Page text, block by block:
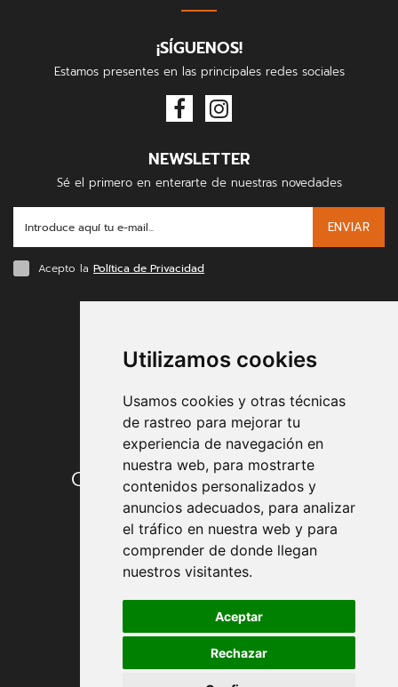
Utilizamos cookies
Usamos cookies y otras técnicas
de rastreo para mejorar tu
experiencia de navegación en
nuestra web, para mostrarte
contenidos personalizados y
anuncios adecuados, para analizar
el tráfico en nuestra web y para
comprender de donde llegan
nuestros visitantes.
Aceptar
Rechazar
¡SÍGUENOS!
Estamos presentes en las principales redes sociales
NEWSLETTER
Sé el primero en enterarte de nuestras novedades
ENVIAR
Acepto la Política de Privacidad
Condiciones de contratación
Envío y entrega
Devoluciones
Formas de pago
Política de Privacidad